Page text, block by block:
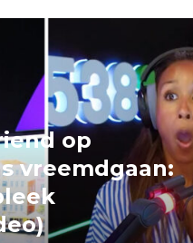
op
vreemdgaan: